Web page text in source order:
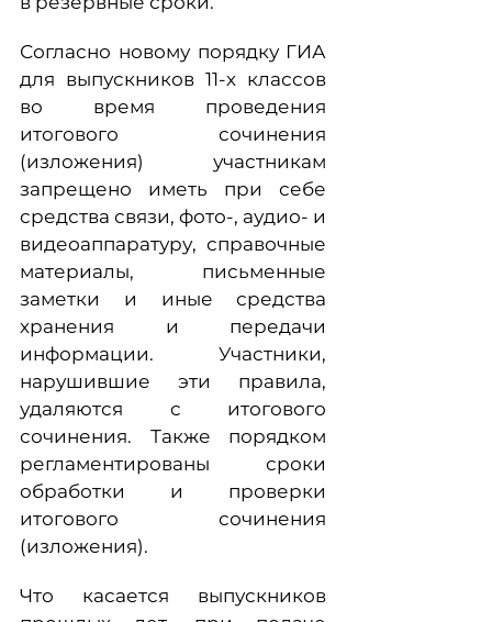
Согласно новому порядку ГИА
для выпускников 11-х классов
во время проведения
итогового сочинения
(изложения) участникам
запрещено иметь при себе
средства связи, фото-, аудио- и
видеоаппаратуру, справочные
материалы, письменные
заметки и иные средства
хранения и передачи
информации. Участники,
нарушившие эти правила,
удаляются с итогового
сочинения. Также порядком
регламентированы сроки
обработки и проверки
итогового сочинения
(изложения).
Что касается выпускников